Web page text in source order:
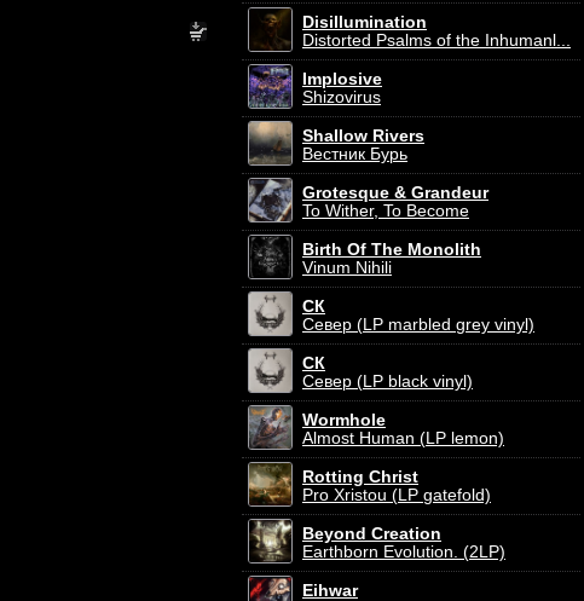
Disillumination
Distorted Psalms of the Inhumanl...
Implosive
Shizovirus
Shallow Rivers
Вестник Бурь
Grotesque & Grandeur
To Wither, To Become
Birth Of The Monolith
Vinum Nihili
СК
Север (LP marbled grey vinyl)
СК
Север (LP black vinyl)
Wormhole
Almost Human (LP lemon)
Rotting Christ
Pro Xristou (LP gatefold)
Beyond Creation
Earthborn Evolution. (2LP)
Eihwar